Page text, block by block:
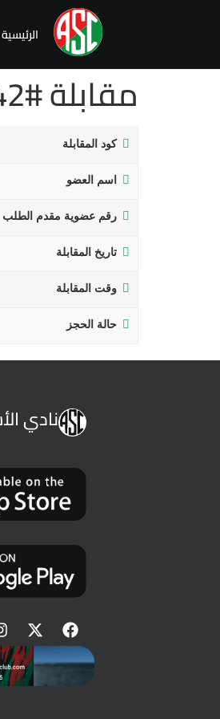
الرئيسية
مقابلة #42
كود المقابلة
اسم العضو
رقم عضوية مقدم الطلب
تاريخ المقابلة
وقت المقابلة
حالة الحجز
نادي